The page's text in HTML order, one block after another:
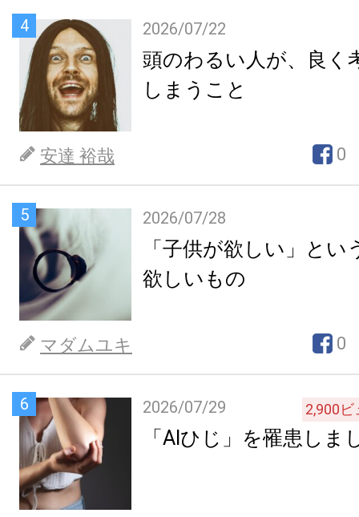
4 2026/07/22
頭のわるい人が、良く
しまうこと
安達 裕哉 0
5 2026/07/28
「子供が欲しい」とい
欲しいもの
マダムユキ 0
6 2026/07/29 2,900ビ
「AIひじ」を罹患しま